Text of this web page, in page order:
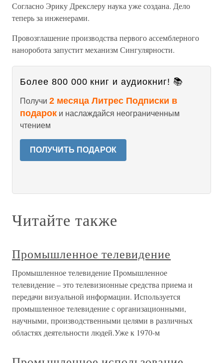
Согласно Эрику Дрекслеру наука уже создана. Дело
теперь за инженерами.
Провозглашение производства первого ассемблерного
наноробота запустит механизм Сингулярности.
Более 800 000 книг и аудиокниг! 📚
Получи 2 месяца Литрес Подписки в
подарок и наслаждайся неограниченным
чтением
ПОЛУЧИТЬ ПОДАРОК
Читайте также
Промышленное телевидение
Промышленное телевидение Промышленное
телевидение – это телевизионные средства приема и
передачи визуальной информации. Используется
промышленное телевидение с организационными,
научными, производственными целями в различных
областях деятельности людей.Уже к 1970-м